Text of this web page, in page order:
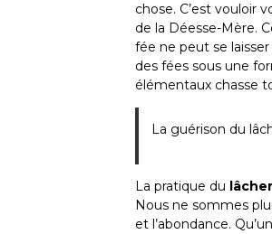
chose. C’est vouloir
de la Déesse-Mère.
fée ne peut se
des fées sous une
élémentaux chasse
La guérison du
La pratique du
Nous ne sommes
et l’abondance.